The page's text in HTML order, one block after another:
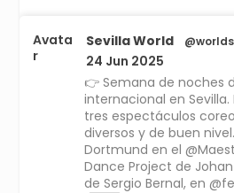
Avata
r
Sevilla World
24 Jun 2025
👉 Semana de noches
internacional en
tres espectáculos
diversos y de buen
Dortmund en el
Dance Project de
de Sergio Bernal, en